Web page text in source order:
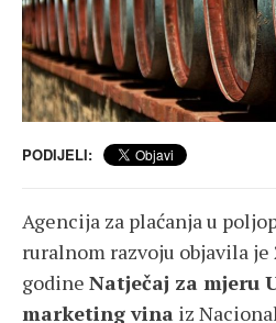
PODIJELI:
Agencija za plaćanja u
ruralnom razvoju objavila je
godine Natječaj za mjeru
marketing vina iz